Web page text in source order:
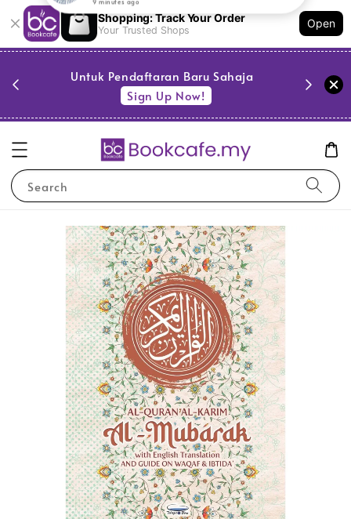
Shopping: Track Your Order
Your Trusted Shops
Open
Untuk Pendaftaran Baru Sahaja
Sign Up Now!
Search